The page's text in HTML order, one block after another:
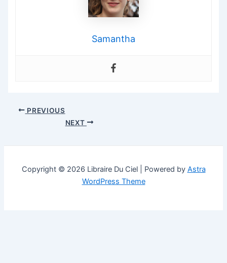
Samantha
Post PREVIOUS
NEXT
Copyright © 2026 Libraire Du Ciel | Powered by Astra
WordPress Theme